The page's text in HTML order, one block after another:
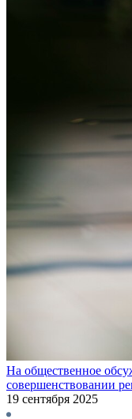
На общественное
совершенствовании
19 сентября 2025